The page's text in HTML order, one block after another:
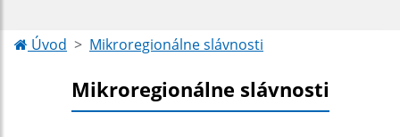
Úvod Mikroregionálne slávnosti
Mikroregionálne slávnosti